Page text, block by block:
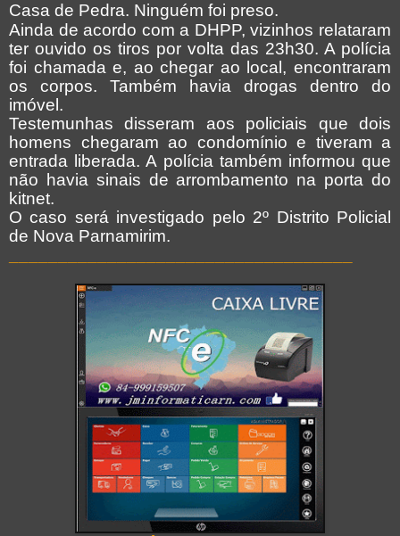
Casa de Pedra. Ninguém foi preso.
Ainda de acordo com a DHPP, vizinhos relataram
ter ouvido os tiros por volta das 23h30. A polícia
foi chamada e, ao chegar ao local, encontraram
os corpos. Também havia drogas dentro do
imóvel.
Testemunhas disseram aos policiais que dois
homens chegaram ao condomínio e tiveram a
entrada liberada. A polícia também informou que
não havia sinais de arrombamento na porta do
kitnet.
O caso será investigado pelo 2º Distrito Policial
de Nova Parnamirim.